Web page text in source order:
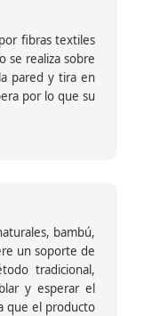
fibras textiles
se realiza sobre
pared y tira en
por lo que su
bambú,
un soporte de
tradicional,
y esperar el
que el producto